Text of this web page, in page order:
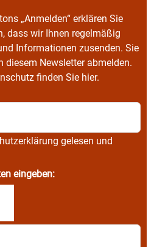
„Anmelden“ erklären Sie
dass wir Ihnen regelmäßig
Informationen zusenden. Sie
diesem Newsletter abmelden.
finden Sie hier.
gelesen und
eingeben: